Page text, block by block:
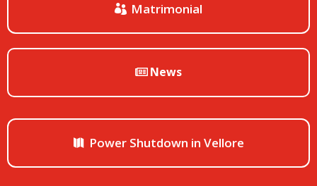
Matrimonial
News
Power Shutdown in Vellore